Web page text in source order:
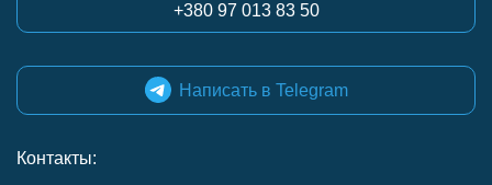
+380 97 013 83 50
Написать в Telegram
Контакты: